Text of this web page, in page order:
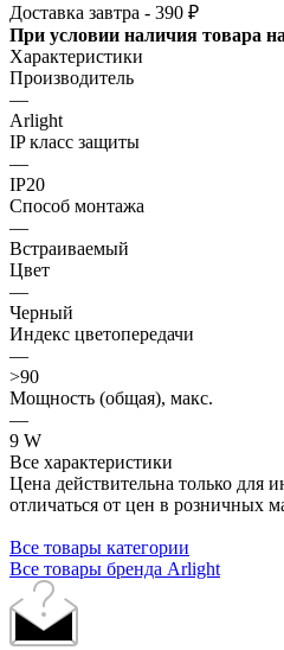
Доставка завтра - 390 ₽
При условии наличия товара
Характеристики
Производитель
—
Arlight
IP класс защиты
—
IP20
Способ монтажа
—
Встраиваемый
Цвет
—
Черный
Индекс цветопередачи
—
>90
Мощность (общая), макс.
—
9 W
Все характеристики
Цена действительна только для
отличаться от цен в розничных
Все товары категории
Все товары бренда Arlight